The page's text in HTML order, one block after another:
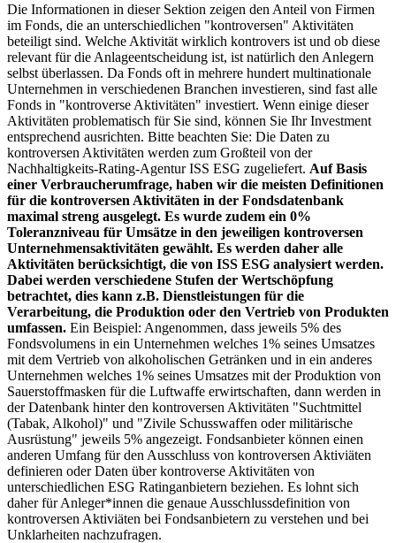
Die Informationen in dieser Sektion zeigen den Anteil von Firmen
im Fonds, die an unterschiedlichen "kontroversen" Aktivitäten
beteiligt sind. Welche Aktivität wirklich kontrovers ist und ob diese
relevant für die Anlageentscheidung ist, ist natürlich den Anlegern
selbst überlassen. Da Fonds oft in mehrere hundert multinationale
Unternehmen in verschiedenen Branchen investieren, sind fast alle
Fonds in "kontroverse Aktivitäten" investiert. Wenn einige dieser
Aktivitäten problematisch für Sie sind, können Sie Ihr Investment
entsprechend ausrichten. Bitte beachten Sie: Die Daten zu
kontroversen Aktivitäten werden zum Großteil von der
Nachhaltigkeits-Rating-Agentur ISS ESG zugeliefert. Auf Basis
einer Verbraucherumfrage, haben wir die meisten Definitionen
für die kontroversen Aktivitäten in der Fondsdatenbank
maximal streng ausgelegt. Es wurde zudem ein 0%
Toleranzniveau für Umsätze in den jeweiligen kontroversen
Unternehmensaktivitäten gewählt. Es werden daher alle
Aktivitäten berücksichtigt, die von ISS ESG analysiert werden.
Dabei werden verschiedene Stufen der Wertschöpfung
betrachtet, dies kann z.B. Dienstleistungen für die
Verarbeitung, die Produktion oder den Vertrieb von Produkten
umfassen. Ein Beispiel: Angenommen, dass jeweils 5% des
Fondsvolumens in ein Unternehmen welches 1% seines Umsatzes
mit dem Vertrieb von alkoholischen Getränken und in ein anderes
Unternehmen welches 1% seines Umsatzes mit der Produktion von
Sauerstoffmasken für die Luftwaffe erwirtschaften, dann werden in
der Datenbank hinter den kontroversen Aktivitäten "Suchtmittel
(Tabak, Alkohol)" und "Zivile Schusswaffen oder militärische
Ausrüstung" jeweils 5% angezeigt. Fondsanbieter können einen
anderen Umfang für den Ausschluss von kontroversen Aktiviäten
definieren oder Daten über kontroverse Aktivitäten von
unterschiedlichen ESG Ratinganbietern beziehen. Es lohnt sich
daher für Anleger*innen die genaue Ausschlussdefinition von
kontroversen Aktiviäten bei Fondsanbietern zu verstehen und bei
Unklarheiten nachzufragen.